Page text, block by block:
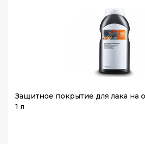
Защитное покрытие для лака на
1 л